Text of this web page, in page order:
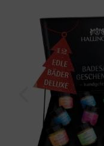
Geburtstag